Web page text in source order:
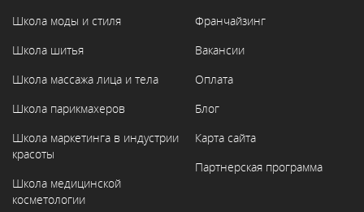
Школа моды и стиля
Школа шитья
Школа массажа лица и тела
Школа парикмахеров
Школа маркетинга в индустрии
красоты
Школа медицинской
косметологии
Франчайзинг
Вакансии
Оплата
Блог
Карта сайта
Партнерская программа